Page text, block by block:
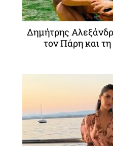
Δημήτρης
τον Πάρη και